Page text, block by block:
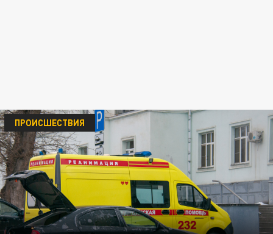
ПРОИСШЕСТВИЯ